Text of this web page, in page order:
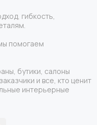
гибкость,
помогаем
бутики, салоны
и все, кто ценит
интерьерные